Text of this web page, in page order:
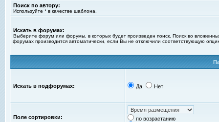
Поиск по автору:
Используйте * в качестве шаблона.
Искать в форумах:
Выберите форум или форумы, в которых будет произведен поиск. Поиск во
форумах производится автоматически, если Вы не отключили соответствующую
Искать в подфорумах: Да Нет
Поле сортировки:
по возрастанию